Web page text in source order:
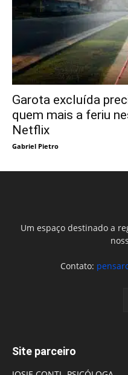
Garota excluída
quem mais a feriu
Netflix
Gabriel Pietro
Um espaço destinado a
Contato:
Site parceiro